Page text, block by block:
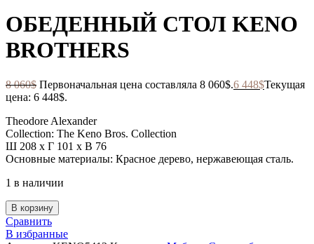
ОБЕДЕННЫЙ СТОЛ KENO
BROTHERS
8 060$ Первоначальная цена составляла 8 060$.6 448$Текущая
цена: 6 448$.
Theodore Alexander
Collection: The Keno Bros. Collection
Ш 208 x Г 101 x В 76
Основные материалы: Красное дерево, нержавеющая сталь.
1 в наличии
В корзину
Сравнить
В избранные